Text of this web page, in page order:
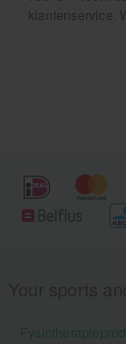
klantenservice.